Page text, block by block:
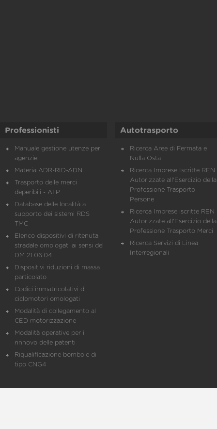
Professionisti
Manuale gestione utenze per
agenzie
Materia ADR-RID-ADN
Trasporto delle merci
deperibili - ATP
Database delle località a
supporto dei sistemi RDS
TMC
Elenco dispositivi di ritenuta
stradale omologati ai sensi del
DM 21.06.04
Dispositivi riduzioni di massa
particolato
Codici immatricolativi di
ciclomotori omologati
Modalità di collegamento al
CED motorizzazione
Modalità operative per il
rinnovo delle patenti
Riqualificazione bombole di
tipo CNG4
Autotrasporto
Ricerca Aree di Fermata e
Nulla Osta
Ricerca Imprese Iscritte REN
Autorizzate all'Esercizio della
Professione Trasporto
Persone
Ricerca Imprese iscritte REN
Autorizzate all'Esercizio della
Professione Trasporto Merci
Ricerca Servizi di Linea
Interregionali